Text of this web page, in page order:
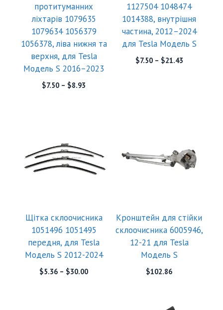
протитуманних
ліхтарів 1079635
1079634 1056379
1056378, ліва нижня та
верхня, для Tesla
Модель S 2016–2023
$7.50 – $8.93
1127504 1048474
1014388, внутрішня
частина, 2012–2024
для Tesla Модель S
$7.50– $21.43
Щітка склоочисника
1051496 1051495
передня, для Tesla
Модель S 2012-2024
$5.36 – $30.00
Кронштейн для стійки
склоочисника 6005946,
12-21 для Tesla
Модель S
$102.86